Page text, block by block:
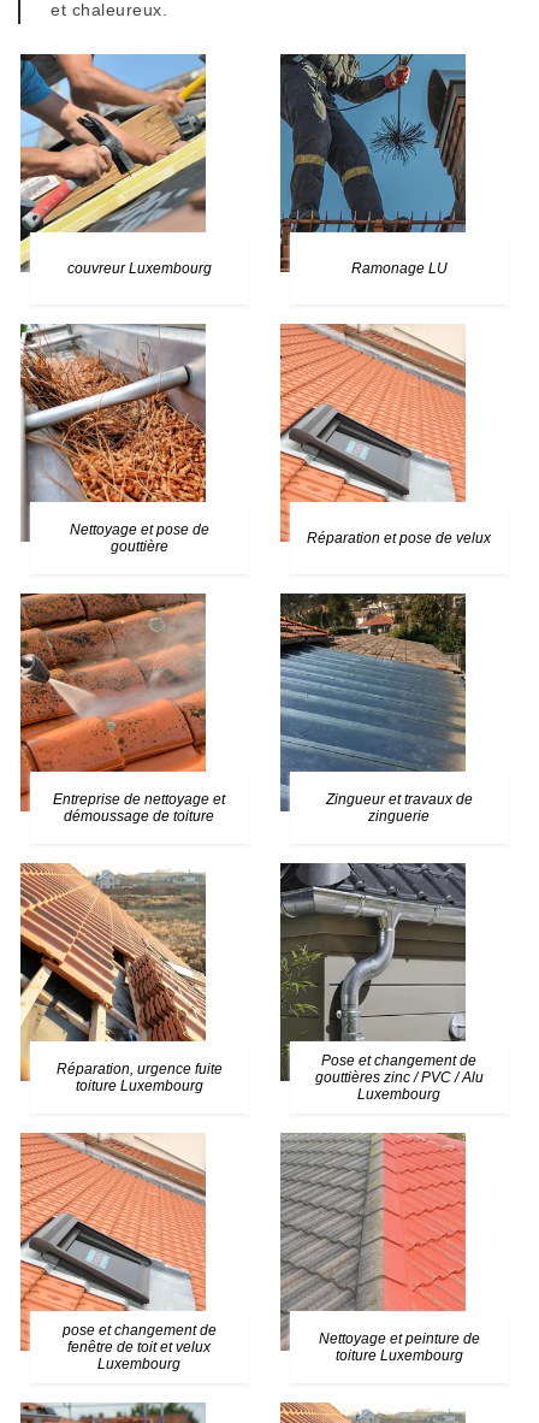
et chaleureux.
couvreur Luxembourg Ramonage LU
Nettoyage et pose de
gouttière
Réparation et pose de velux
Entreprise de nettoyage et
démoussage de toiture
Zingueur et travaux de
zinguerie
Réparation, urgence fuite
toiture Luxembourg
Pose et changement de
gouttières zinc / PVC / Alu
Luxembourg
pose et changement de
fenêtre de toit et velux
Luxembourg
Nettoyage et peinture de
toiture Luxembourg